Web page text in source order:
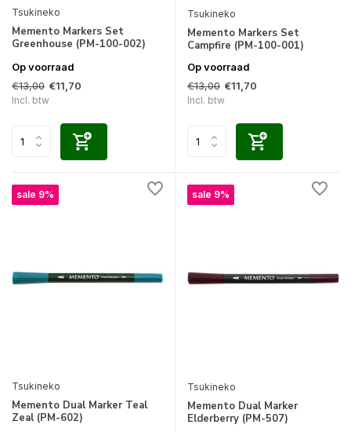
Tsukineko
Memento Markers Set
Greenhouse (PM-100-002)
Op voorraad
€13,00 €11,70
Incl. btw
Tsukineko
Memento Markers Set
Campfire (PM-100-001)
Op voorraad
€13,00 €11,70
Incl. btw
sale 9%
Tsukineko
Memento Dual Marker Teal
Zeal (PM-602)
sale 9%
Tsukineko
Memento Dual Marker
Elderberry (PM-507)